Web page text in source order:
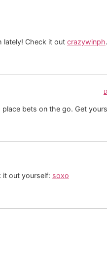
lately! Check it out crazywinph.
bets on the go. Get
it out yourself: soxo